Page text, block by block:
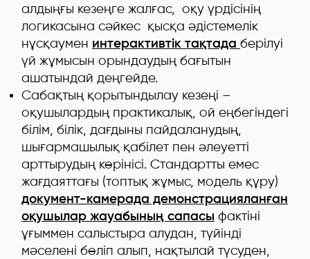
алдыңғы кезеңге жалғас, оқу үрдісінің
логикасына сәйкес қысқа әдістемелік
нұсқаумен интерактивтік тақтада берілуі
үй жұмысын орындаудың бағытын
ашатындай деңгейде.
Сабақтың қорытындылау кезеңі –
оқушылардың практикалық, ой еңбегіндегі
білім, білік, дағдыны пайдаланудың,
шығармашылық қабілет пен әлеуетті
арттырудың көрінісі. Стандартты емес
жағдаяттағы (топтық жұмыс, модель құру)
документ-камерада демонстрацияланған
оқушылар жауабының сапасы фактіні
ұғыммен салыстыра алудан, түйінді
мәселені бөліп алып, нақтылай түсуден,